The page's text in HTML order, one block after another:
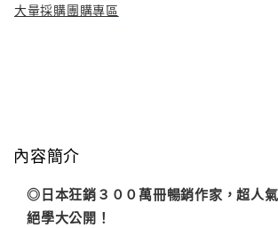
大量採購團購專區
內容簡介
◎日本狂銷３００萬冊暢銷作家，超人
絕學大公開！